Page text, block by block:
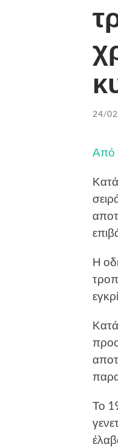
24/
Από
Η
Το